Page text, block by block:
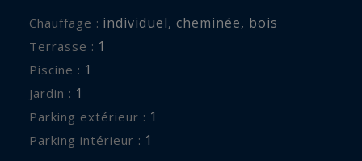
Chauffage : individuel, cheminée, bois
terrasse : 1
piscine : 1
jardin : 1
parking extérieur : 1
parking intérieur : 1